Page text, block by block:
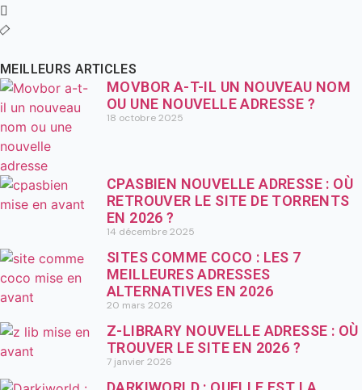
MEILLEURS ARTICLES
MOVBOR A-T-IL UN NOUVEAU NOM
OU UNE NOUVELLE ADRESSE ?
18 octobre 2025
CPASBIEN NOUVELLE ADRESSE : OÙ
RETROUVER LE SITE DE TORRENTS
EN 2026 ?
14 décembre 2025
SITES COMME COCO : LES 7
MEILLEURES ADRESSES
ALTERNATIVES EN 2026
20 mars 2026
Z-LIBRARY NOUVELLE ADRESSE : OÙ
TROUVER LE SITE EN 2026 ?
7 janvier 2026